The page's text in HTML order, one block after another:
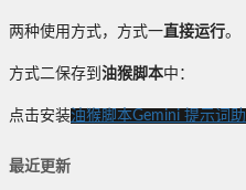
两种使用方式，方式一直接运行。
方式二保存到 油猴脚本中：
点击安装油猴脚本Gemini 提示词
最近更新